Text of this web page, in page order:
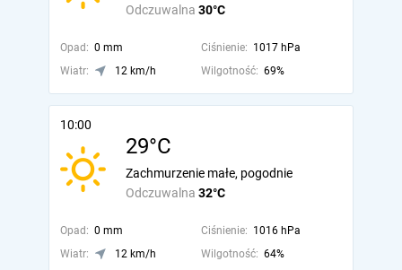
Odczuwalna 30°C
Opad: 0 mm Ciśnienie: 1017 hPa
Wiatr:
12 km/h Wilgotność: 69%
10:00
29°C
Odczuwalna 32°C
Zachmurzenie małe, pogodnie
Opad: 0 mm Ciśnienie: 1016 hPa
Wiatr:
12 km/h Wilgotność: 64%